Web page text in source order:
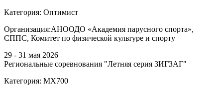
Категория: Оптимист
Организация:АНООДО «Академия парусного спорта»,
СППС, Комитет по физической культуре и спорту
29 - 31 мая 2026
Региональные соревнования "Летняя серия ЗИГЗАГ"
Категория: МХ700